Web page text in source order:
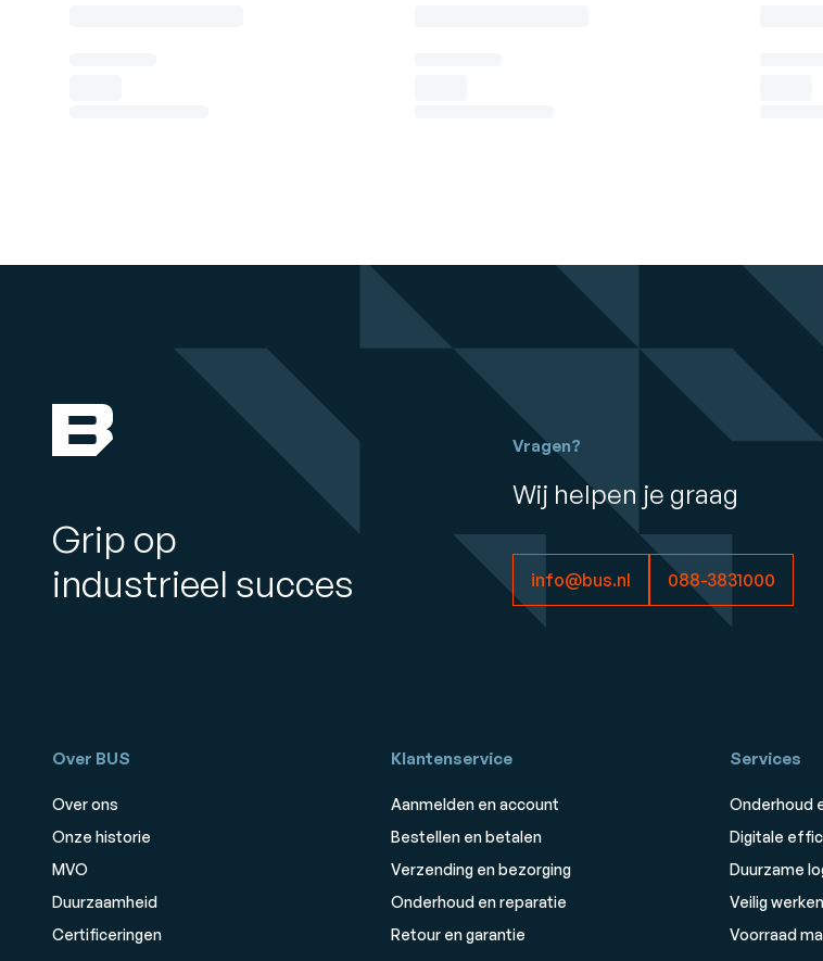
Grip op
industrieel succes
Vragen?
Wij helpen je graag
info@bus.nl 088-3831000
Over BUS
Over ons
Onze historie
MVO
Duurzaamheid
Certificeringen
Klantenservice
Aanmelden en account
Bestellen en betalen
Verzending en bezorging
Onderhoud en reparatie
Retour en garantie
Services
Onderhoud
Digitale
Duurzame
Veilig werken
Voorraad